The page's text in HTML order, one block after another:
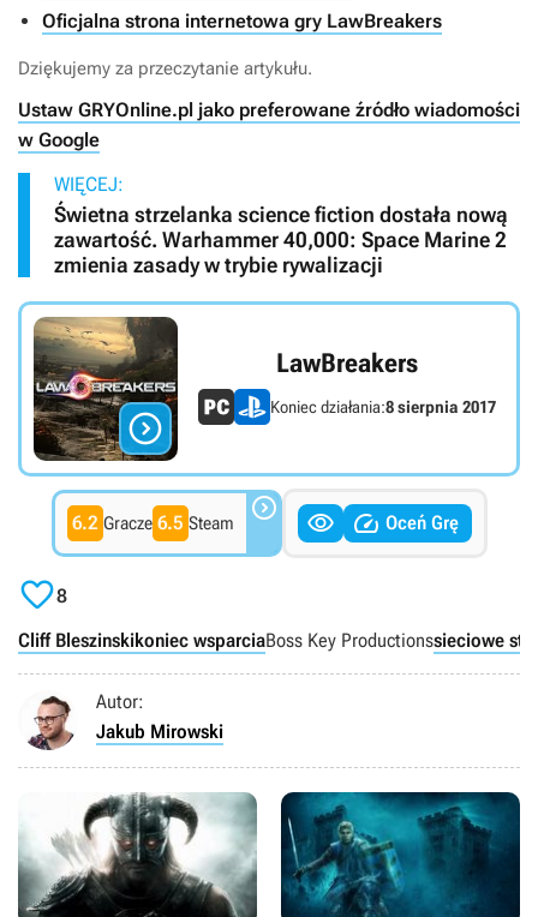
Oficjalna strona internetowa gry LawBreakers
Dziękujemy za przeczytanie artykułu.
Ustaw GRYOnline.pl jako preferowane źródło wiadomości
w Google
WIĘCEJ:
Świetna strzelanka science fiction dostała nową
zawartość. Warhammer 40,000: Space Marine 2
zmienia zasady w trybie rywalizacji

LawBreakers
Koniec działania:8 sierpnia 2017
6.2 Gracze 6.5 Steam    Oceń Grę
8
Cliff Bleszinskikoniec wsparciaBoss Key Productionssieciowe
Autor:
Jakub Mirowski